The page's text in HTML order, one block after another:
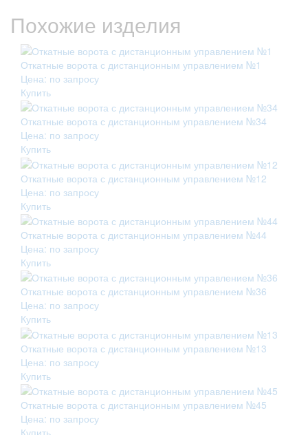
Похожие изделия
Откатные ворота с дистанционным управлением №1
Цена: по запросу
Купить
Откатные ворота с дистанционным управлением №34
Цена: по запросу
Купить
Откатные ворота с дистанционным управлением №12
Цена: по запросу
Купить
Откатные ворота с дистанционным управлением №44
Цена: по запросу
Купить
Откатные ворота с дистанционным управлением №36
Цена: по запросу
Купить
Откатные ворота с дистанционным управлением №13
Цена: по запросу
Купить
Откатные ворота с дистанционным управлением №45
Цена: по запросу
Купить